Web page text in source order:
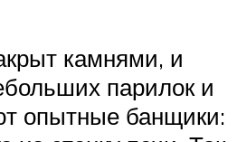
камнями, и
парилок и
опытные банщики: